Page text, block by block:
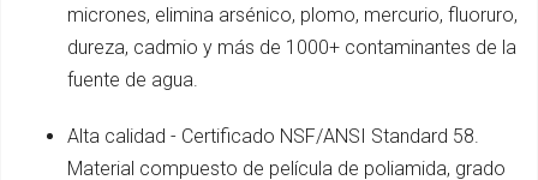
micrones, elimina arsénico, plomo, mercurio, fluoruro,
dureza, cadmio y más de 1000+ contaminantes de la
fuente de agua.
Alta calidad - Certificado NSF/ANSI Standard 58.
Material compuesto de película de poliamida, grado